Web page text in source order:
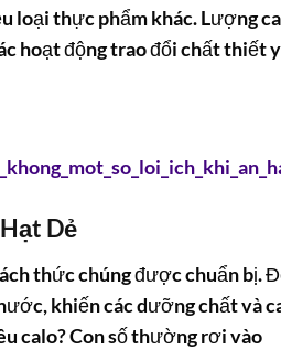
loại thực phẩm khác. Lượng
hoạt động trao đổi chất thiết
Dẻ
thức chúng được chuẩn bị.
khiến các dưỡng chất và
calo? Con số thường rơi vào